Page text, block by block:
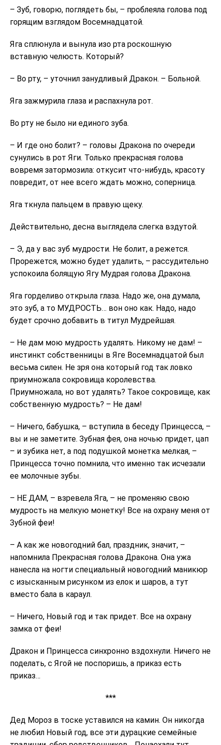
– Зуб, говорю, поглядеть бы, – проблеяла голова под
горящим взглядом Восемнадцатой.
Яга сплюнула и вынула изо рта роскошную
вставную челюсть. Который?
– Во рту, – уточнил занудливый Дракон. – Больной.
Яга зажмурила глаза и распахнула рот.
Во рту не было ни единого зуба.
– И где оно болит? – головы Дракона по очереди
сунулись в рот Яги. Только прекрасная голова
вовремя затормозила: откусит что-нибудь, красоту
повредит, от нее всего ждать можно, соперница.
Яга ткнула пальцем в правую щеку.
Действительно, десна выглядела слегка вздутой.
– Э, да у вас зуб мудрости. Не болит, а режется.
Прорежется, можно будет удалить, – рассудительно
успокоила болящую Ягу Мудрая голова Дракона.
Яга горделиво открыла глаза. Надо же, она думала,
это зуб, а то МУДРОСТЬ… вон оно как. Надо, надо
будет срочно добавить в титул Мудрейшая.
– Не дам мою мудрость удалять. Никому не дам! –
инстинкт собственницы в Яге Восемнадцатой был
весьма силен. Не зря она который год так ловко
приумножала сокровища королевства.
Приумножала, но вот удалять? Такое сокровище, как
собственную мудрость? – Не дам!
– Ничего, бабушка, – вступила в беседу Принцесса, –
вы и не заметите. Зубная фея, она ночью придет, цап
– и зубика нет, а под подушкой монетка мелкая, –
Принцесса точно помнила, что именно так исчезали
ее молочные зубы.
– НЕ ДАМ, – взревела Яга, – не променяю свою
мудрость на мелкую монетку! Все на охрану меня от
Зубной феи!
– А как же новогодний бал, праздник, значит, –
напомнила Прекрасная голова Дракона. Она ужа
нанесла на ногти специальный новогодний маникюр
с изысканным рисунком из елок и шаров, а тут
вместо бала в караул.
– Ничего, Новый год и так придет. Все на охрану
замка от феи!
Дракон и Принцесса синхронно вздохнули. Ничего не
поделать, с Ягой не поспоришь, а приказ есть
приказ…
***
Дед Мороз в тоске уставился на камин. Он никогда
не любил Новый год, все эти дурацкие семейные